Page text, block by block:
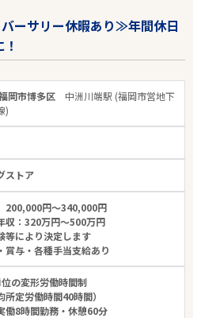
件から検索する
ーサリー休暇あり≫年間休日
岡市博多区 中洲川端駅 (福岡市営地下
)
ストア
200,000円～340,000円
収：320万円～500万円
等により決定します
与・各種手当支給あり
の変形労働時間制
所定労働時間40時間）
働8時間勤務・休憩60分